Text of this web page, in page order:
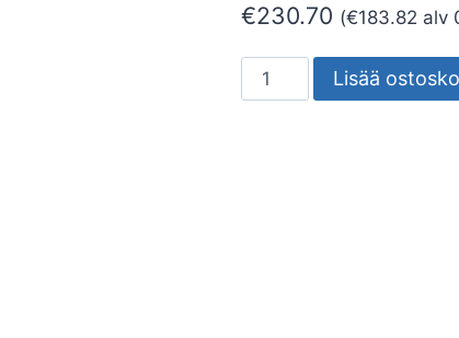
€230.70 (€183.82 alv
PYLVÄSVALAISIN
FENES
Lisää